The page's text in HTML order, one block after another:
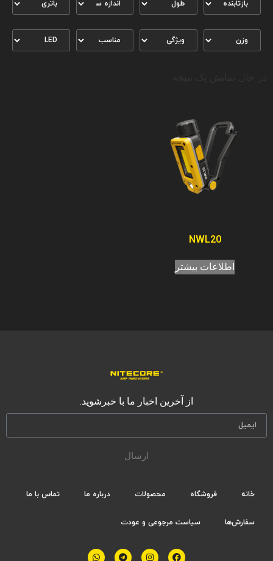
NWL20
اطلاعات بیشتر
از آخرین اخبار ما با خبرشوید.
ارسال
خانه فروشگاه محصولات درباره ما تماس با ما
سفارش‌ها سیاست مرجوعی و عودت